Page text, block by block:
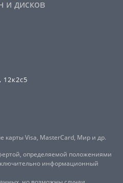
и дисков
карты Visa, MasterCard, Мир и др.
определяемой положениями
информационный